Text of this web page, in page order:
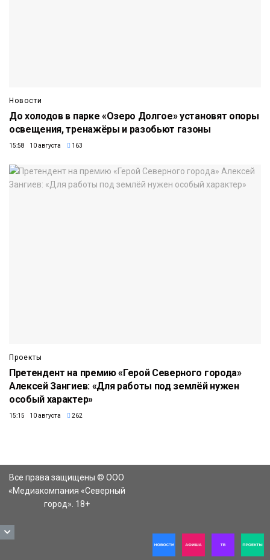
Новости
До холодов в парке «Озеро Долгое» установят опоры
освещения, тренажёры и разобьют газоны
15:58 10 августа 163
Проекты
Претендент на премию «Герой Северного города»
Алексей Зангиев: «Для работы под землёй нужен
особый характер»
15:15 10 августа 262
Все права защищены © ООО
«Медиакомпания «Северный
город». 18+